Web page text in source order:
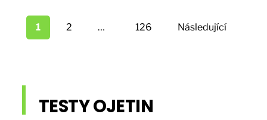
příspěvků
1 2 … 126 Následující
TESTY OJETIN